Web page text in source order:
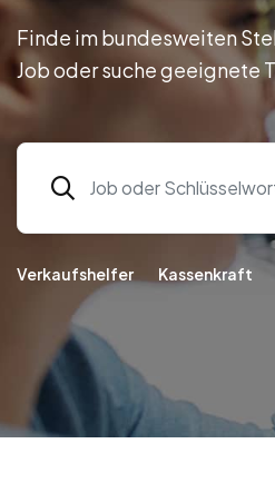
Finde im bundesweiten
Job oder suche geeignete
Verkaufshelfer Kassenkraft